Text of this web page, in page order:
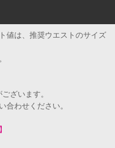
値は、推奨ウエストのサイズ
ざいます。
合わせください。